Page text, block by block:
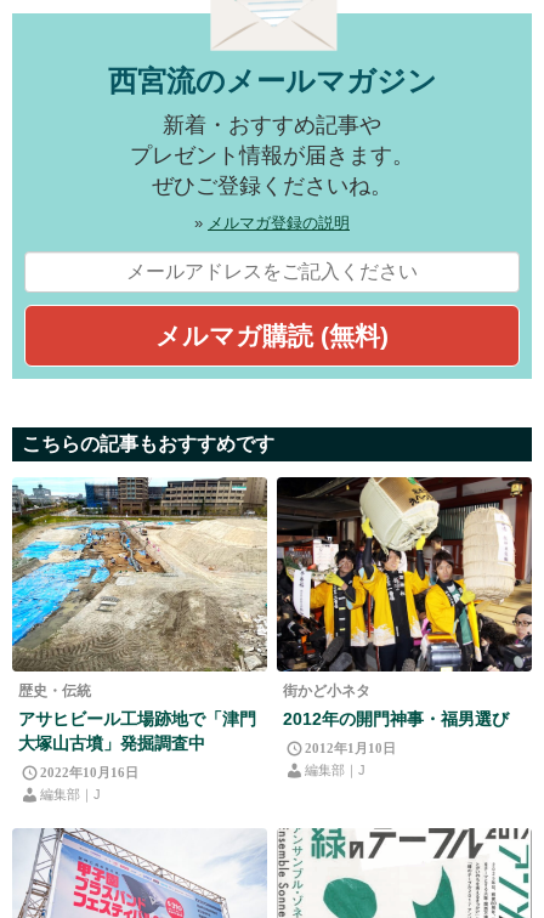
西宮流のメールマガジン
新着・おすすめ記事や
プレゼント情報が届きます。
ぜひご登録くださいね。
» メルマガ登録の説明
こちらの記事もおすすめです
歴史・伝統
アサヒビール工場跡地で「津門
大塚山古墳」発掘調査中
2022年10月16日
編集部｜J
街かど小ネタ
2012年の開門神事・福男選び
2012年1月10日
編集部｜J